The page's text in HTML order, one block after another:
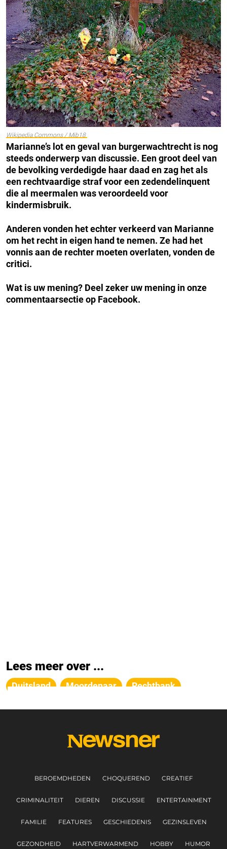
Wikipedia Commons / Mib18
Marianne’s lot en geval van burgerwachtrecht is nog
steeds onderwerp van discussie. Een groot deel van
de bevolking verdedigde haar daad en zag het als
een rechtvaardige straf voor een zedendelinquent
die al meermalen was veroordeeld voor
kindermisbruik.
Anderen vonden het echter verkeerd van Marianne
om het recht in eigen hand te nemen. Ze had het
vonnis aan de rechter moeten overlaten, vonden de
critici.
Wat is uw mening? Deel zeker uw mening in onze
commentaarsectie op Facebook.
Lees meer over ...
Duitsland Moordenaar Rechtbank
BEROEMDHEDEN CHOQUEREND CREATIEF
CRIMINALITEIT DIEREN DISCUSSIE ENTERTAINMENT
FAMILIE FEATURES GESCHIEDENIS GEZINSLEVEN
GEZONDHEID HARTVERWARMEND HOBBY HUMOR